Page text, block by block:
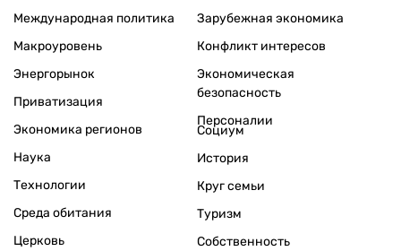
Международная политика
Макроуровень
Энергорынок
Приватизация
Экономика регионов
Зарубежная экономика
Конфликт интересов
Экономическая
безопасность
Персоналии
Наука
Технологии
Среда обитания
Церковь
Социум
История
Круг семьи
Туризм
Собственность